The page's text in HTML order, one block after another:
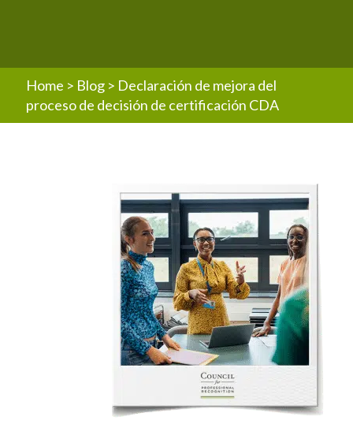
Home > Blog > Declaración de mejora del
proceso de decisión de certificación CDA